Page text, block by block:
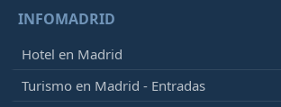
INFOMADRID
Hotel en Madrid
Turismo en Madrid - Entradas